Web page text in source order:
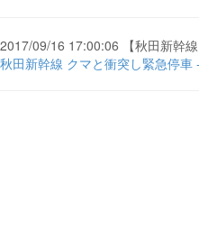
2017/09/16 17:00:06 【秋田新幹線
秋田新幹線 クマと衝突し緊急停車